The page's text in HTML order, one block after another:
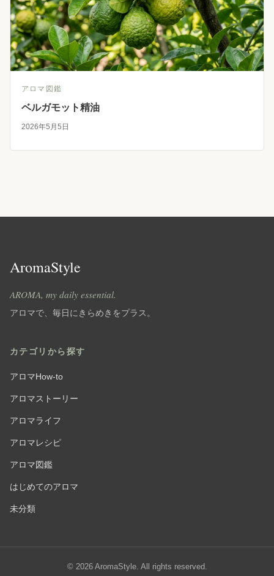
アロマ図鑑
ベルガモット精油
2026年5月5日
AromaStyle
AROMA, my daily essential.
アロマで、毎日にきらめきをプラス。
カテゴリから探す
アロマHow-to
アロマストーリー
アロマライフ
アロマレシピ
アロマ図鑑
はじめてのアロマ
未分類
© 2026 AromaStyle. All rights reserved.